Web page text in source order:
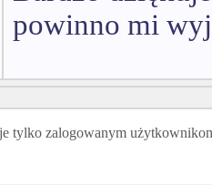
powinno mi
tylko zalogowanym